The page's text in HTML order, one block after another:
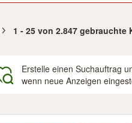
1 - 25 von 2.847 gebrauchte
Erstelle einen Suchauftrag
wenn neue Anzeigen